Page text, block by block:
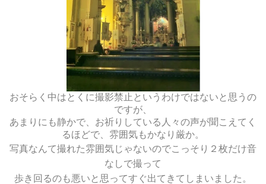
おそらく中はとくに撮影禁止というわけではないと思うの
ですが、
あまりにも静かで、お祈りしている人々の声が聞こえてく
るほどで、雰囲気もかなり厳か。
写真なんて撮れた雰囲気じゃないのでこっそり２枚だけ音
なしで撮って
歩き回るのも悪いと思ってすぐ出てきてしまいました。